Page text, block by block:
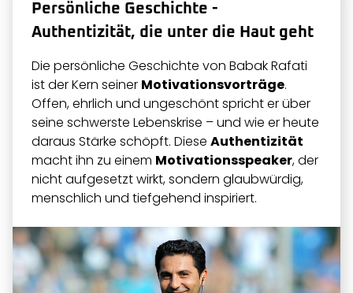
Persönliche Geschichte -
Authentizität, die unter die Haut geht
Die persönliche Geschichte von Babak Rafati
ist der Kern seiner Motivationsvorträge.
Offen, ehrlich und ungeschönt spricht er über
seine schwerste Lebenskrise – und wie er heute
daraus Stärke schöpft. Diese Authentizität
macht ihn zu einem Motivationsspeaker, der
nicht aufgesetzt wirkt, sondern glaubwürdig,
menschlich und tiefgehend inspiriert.